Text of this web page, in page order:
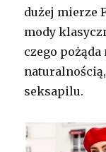
dużej mierze
mody
czego
seksapilu.